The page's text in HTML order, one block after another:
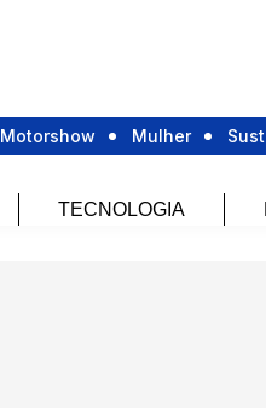
Motorshow Mulher
TECNOLOGIA